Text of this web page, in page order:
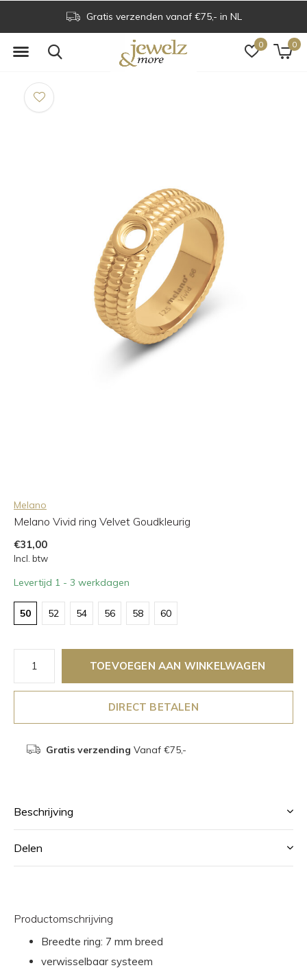
0 0
Gratis verzenden vanaf €75,- in NL
Melano
Melano Vivid ring Velvet Goudkleurig
€31,00
Incl. btw
Levertijd 1 - 3 werkdagen
50 52 54 56 58 60
TOEVOEGEN AAN WINKELWAGEN
DIRECT BETALEN
Gratis verzending Vanaf €75,-
Beschrijving
Delen
Productomschrijving
Breedte ring: 7 mm breed
verwisselbaar systeem